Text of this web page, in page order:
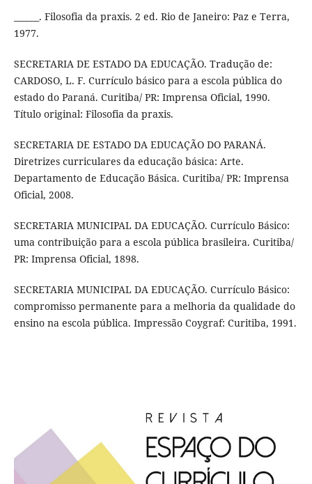
______. Filosofia da praxis. 2 ed. Rio de Janeiro: Paz e Terra,
1977.
SECRETARIA DE ESTADO DA EDUCAÇÃO. Tradução de:
CARDOSO, L. F. Currículo básico para a escola pública do
estado do Paraná. Curitiba/ PR: Imprensa Oficial, 1990.
Título original: Filosofia da praxis.
SECRETARIA DE ESTADO DA EDUCAÇÃO DO PARANÁ.
Diretrizes curriculares da educação básica: Arte.
Departamento de Educação Básica. Curitiba/ PR: Imprensa
Oficial, 2008.
SECRETARIA MUNICIPAL DA EDUCAÇÃO. Currículo Básico:
uma contribuição para a escola pública brasileira. Curitiba/
PR: Imprensa Oficial, 1898.
SECRETARIA MUNICIPAL DA EDUCAÇÃO. Currículo Básico:
compromisso permanente para a melhoria da qualidade do
ensino na escola pública. Impressão Coygraf: Curitiba, 1991.